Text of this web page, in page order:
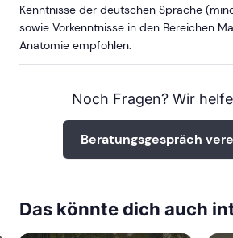
Kenntnisse der deutschen Sprache
sowie Vorkenntnisse in den Bereichen
Anatomie empfohlen.
Noch Fragen? Wir
Beratungsgespräch
Das könnte dich auch